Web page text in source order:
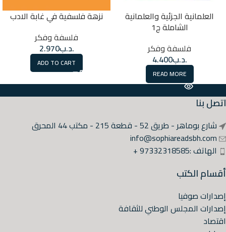
العلمانية الجزئية والعلمانية
الشاملة ج1
فلسفة وفكر
.د.ب4.400
READ MORE
نزهة فلسفية في غابة الادب
فلسفة وفكر
.د.ب2.970
ADD TO CART
اتصل بنا
شارع بوماهر - طريق 52 - قطعة 215 - مكتب 44 المحرق
info@sophiareadsbh.com
الهاتف :97332318585 +
أقسام الكتب
إصدارات صوفيا
إصدارات المجلس الوطني للثقافة
اقتصاد